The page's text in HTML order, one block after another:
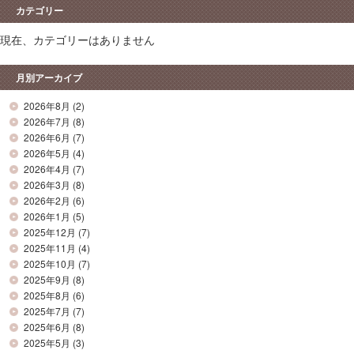
カテゴリー
現在、カテゴリーはありません
月別アーカイブ
2026年8月 (2)
2026年7月 (8)
2026年6月 (7)
2026年5月 (4)
2026年4月 (7)
2026年3月 (8)
2026年2月 (6)
2026年1月 (5)
2025年12月 (7)
2025年11月 (4)
2025年10月 (7)
2025年9月 (8)
2025年8月 (6)
2025年7月 (7)
2025年6月 (8)
2025年5月 (3)